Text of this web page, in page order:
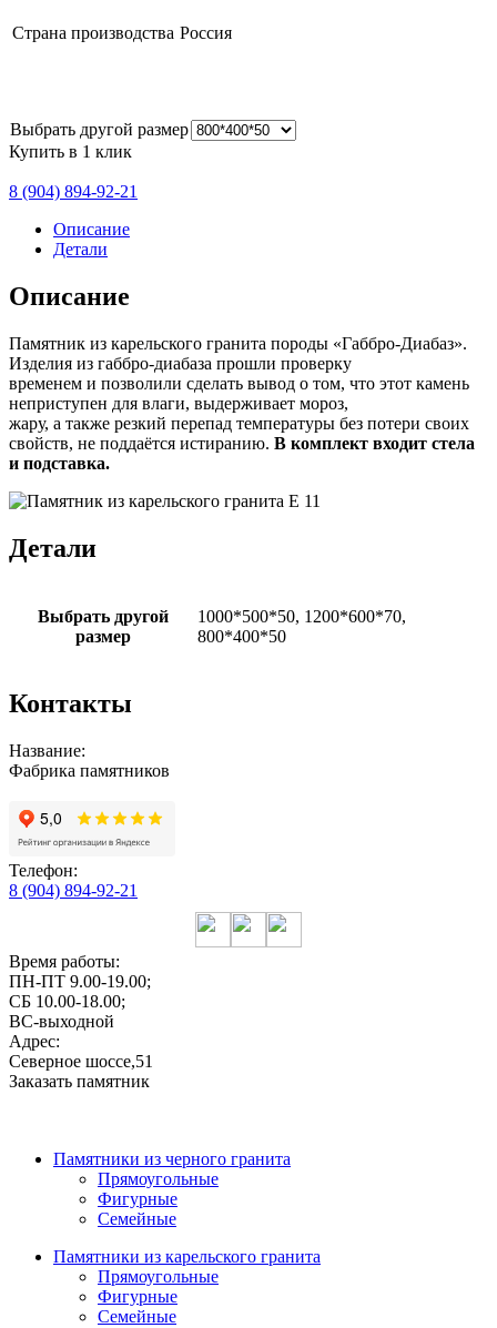
Страна производства Россия
Выбрать другой размер
Купить в 1 клик
8 (904) 894-92-21
Описание
Детали
Описание
Памятник из карельского гранита породы «Габбро-Диабаз».
Изделия из габбро-диабаза прошли проверку
временем и позволили сделать вывод о том, что этот камень
неприступен для влаги, выдерживает мороз,
жару, а также резкий перепад температуры без потери своих
свойств, не поддаётся истиранию. В комплект входит стела
и подставка.
Детали
Выбрать другой
размер
1000*500*50, 1200*600*70,
800*400*50
Контакты
Название:
Фабрика памятников
Телефон:
8 (904) 894-92-21
Время работы:
ПН-ПТ 9.00-19.00;
СБ 10.00-18.00;
ВС-выходной
Адрес:
Северное шоссе,51
Заказать памятник
Памятники из черного гранита
Прямоугольные
Фигурные
Семейные
Памятники из карельского гранита
Прямоугольные
Фигурные
Семейные